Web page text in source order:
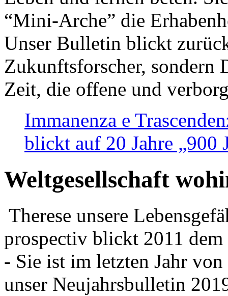
“Mini-Arche” die
Unser Bulletin blickt
Zukunftsforscher, sondern
Zeit, die offene und
Immanenza e
blickt auf 20 Jahre „900
Weltgesellschaft
Therese unsere
prospectiv blickt 2011
- Sie ist im letzten Jahr
unser Neujahrsbulletin